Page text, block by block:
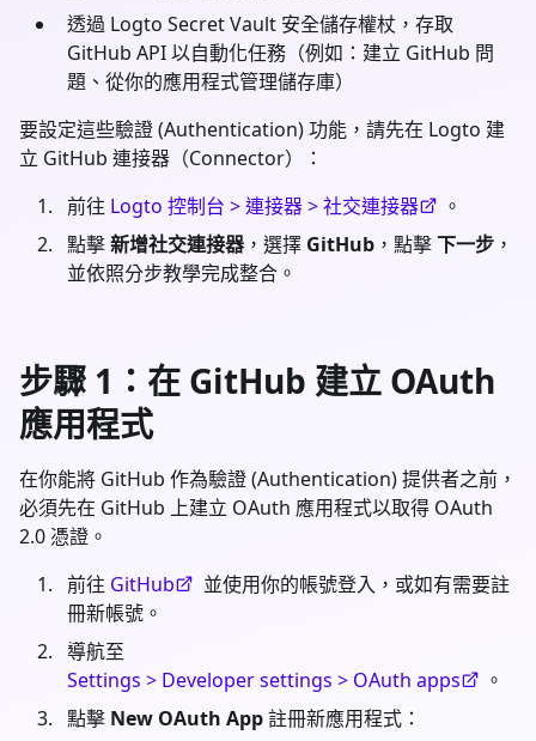
透過 Logto Secret Vault 安全儲存權杖，存取
GitHub API 以自動化任務（例如：建立 GitHub 問
題、從你的應用程式管理儲存庫）
要設定這些驗證 (Authentication) 功能，請先在 Logto 建
立 GitHub 連接器（Connector）：
前往 Logto 控制台 > 連接器 > 社交連接器
。
點擊新增社交連接器 ，選擇 GitHub ，點擊下一步 ，
並依照分步教學完成整合。
步驟 1：在 GitHub 建立 OAuth
應用程式
在你能將 GitHub 作為驗證 (Authentication) 提供者之前，
必須先在 GitHub 上建立 OAuth 應用程式以取得 OAuth
2.0 憑證。
前往 GitHub
並使用你的帳號登入，或如有需要註
冊新帳號。
導航至
Settings > Developer settings > OAuth apps
。
點擊 New OAuth App註冊新應用程式：